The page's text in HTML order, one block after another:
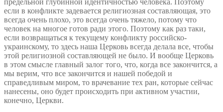
если в конфликте задевается религиозная составляющая, это
всегда очень плохо, это всегда очень тяжело, потому что
человек на многое готов ради этого. Поэтому как раз таки,
если возвращаться к текущему конфликту российско-
украинскому, то здесь наша Церковь всегда делала все, чтобы
этой религиозной составляющей не было. И вообще Церковь
в этом смысле главный залог того, что, когда все закончится, а
мы верим, что все закончится и нашей победой и
справедливым миром, то врачевание тех ран, которые сейчас
нанесены, оно будет происходить при активном участии,
конечно, Церкви.